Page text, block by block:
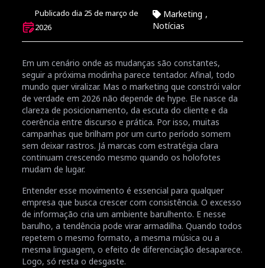
Publicado dia 25 de março de
2026
Marketing ,
Notícias
Em um cenário onde as mudanças são constantes,
seguir a próxima modinha parece tentador. Afinal, todo
mundo quer viralizar. Mas o marketing que constrói valor
de verdade em 2026 não depende de hype. Ele nasce da
clareza de posicionamento, da escuta do cliente e da
coerência entre discurso e prática. Por isso, muitas
campanhas que brilham por um curto período somem
sem deixar rastros. Já marcas com estratégia clara
continuam crescendo mesmo quando os holofotes
mudam de lugar.
Entender esse movimento é essencial para qualquer
empresa que busca crescer com consistência. O excesso
de informação cria um ambiente barulhento. E nesse
barulho, a tendência pode virar armadilha. Quando todos
repetem o mesmo formato, a mesma música ou a
mesma linguagem, o efeito de diferenciação desaparece.
Logo, só resta o desgaste.